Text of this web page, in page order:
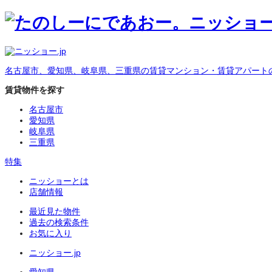
名古屋市、愛知県、岐阜県、三重県の賃貸マンション・賃貸アパート
賃貸物件を探す
名古屋市
愛知県
岐阜県
三重県
特集
ニッショーとは
店舗情報
最近見た物件
過去の検索条件
お気に入り
ニッショー.jp